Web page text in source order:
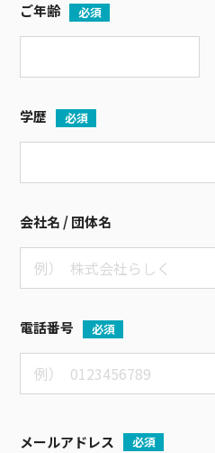
ご年齢 必須
学歴 必須
会社名 / 団体名
電話番号 必須
メールアドレス 必須